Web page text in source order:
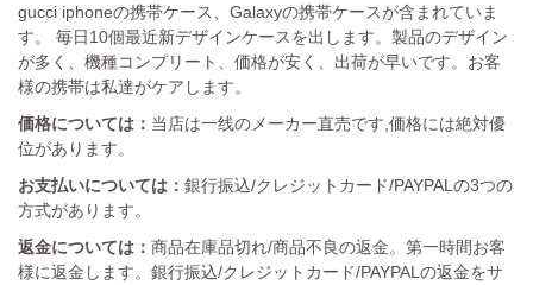
gucci iphoneの携帯ケース、Galaxyの携帯ケースが含まれていま
す。 毎日10個最近新デザインケースを出します。製品のデザイン
が多く、機種コンプリート、価格が安く、出荷が早いです。お客
様の携帯は私達がケアします。
価格については： 当店は一线のメーカー直売です,価格には絶対優
位があります。
お支払いについては： 銀行振込/クレジットカード/PAYPALの3つの
方式があります。
返金については： 商品在庫品切れ/商品不良の返金。第一時間お客
様に返金します。銀行振込/クレジットカード/PAYPALの返金をサ